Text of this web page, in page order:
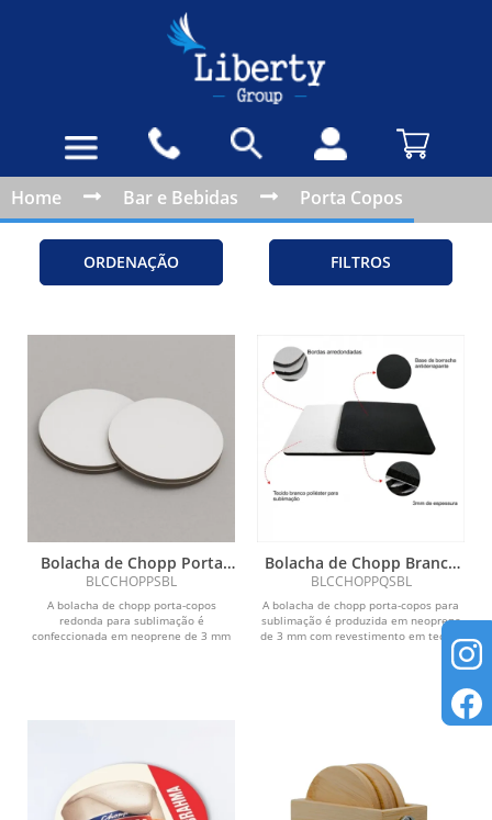
Home Bar e Bebidas Porta Copos
ORDENAÇÃO FILTROS
Bolacha de Chopp Porta
Copo em Branco
Sublimação
BLCCHOPPSBL
A bolacha de chopp porta-copos
redonda para sublimação é
confeccionada em neoprene de 3 mm
Bolacha de Chopp Branca
Para Sublimação Quadrada
BLCCHOPPQSBL
A bolacha de chopp porta-copos para
sublimação é produzida em neoprene
de 3 mm com revestimento em tecido